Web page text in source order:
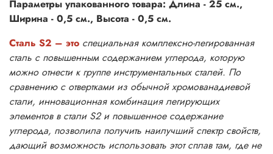
Параметры упакованного товара: Длина - 25 см.,
Ширина - 0,5 см., Высота - 0,5 см.
Сталь S2 – это специальная комплексно-легированная
сталь с повышенным содержанием углерода, которую
можно отнести к группе инструментальных сталей. По
сравнению с отвертками из обычной хромованадиевой
стали, инновационная комбинация легирующих
элементов в стали S2 и повышенное содержание
углерода, позволила получить наилучший спектр свойств,
дающий возможность использовать этот сплав там, где не